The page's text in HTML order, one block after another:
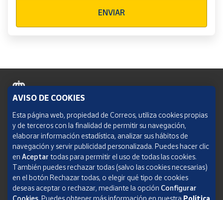
ENVIAR
Política de cookies
Aviso legal
Condiciones del servicio
Política de Privacidad Web
Informe de transparencia
AVISO DE COOKIES
Esta página web, propiedad de Correos, utiliza cookies propias
y de terceros con la finalidad de permitir su navegación,
elaborar información estadística, analizar sus hábitos de
navegación y servir publicidad personalizada. Puedes hacer clic
en Aceptar todas para permitir el uso de todas las cookies.
También puedes rechazar todas (salvo las cookies necesarias)
en el botón Rechazar todas, o elegir qué tipo de cookies
deseas aceptar o rechazar, mediante la opción Configurar
Cookies. Puedes obtener más información en nuestra Política